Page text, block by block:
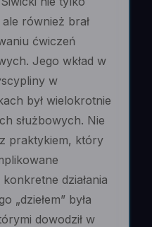
również brał
ćwiczeń
Jego wkład w
w
był wielokrotnie
służbowych. Nie
praktykiem, który
działania
„dziełem” była
dowodził w